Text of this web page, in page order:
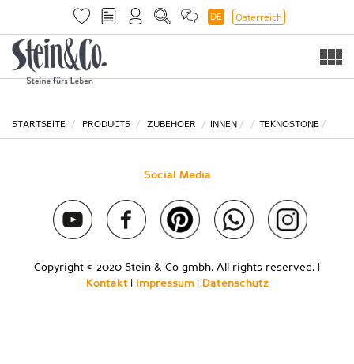
DE Österreich
STARTSEITE PRODUCTS ZUBEHOER INNEN TEKNOSTONE
Social Media
Copyright © 2020 Stein & Co gmbh. All rights reserved. |
Kontakt
Impressum| Datenschutz